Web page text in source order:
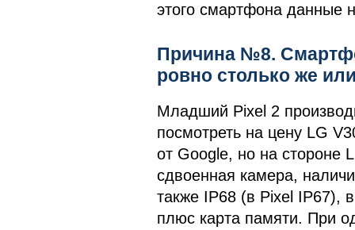
этого смартфона данные
Причина №8.
ровно столько же
Младший Pixel 2
посмотреть на цену LG
от Google, но на стороне
сдвоенная камера,
также IP68 (в Pixel IP67),
плюс карта памяти. При